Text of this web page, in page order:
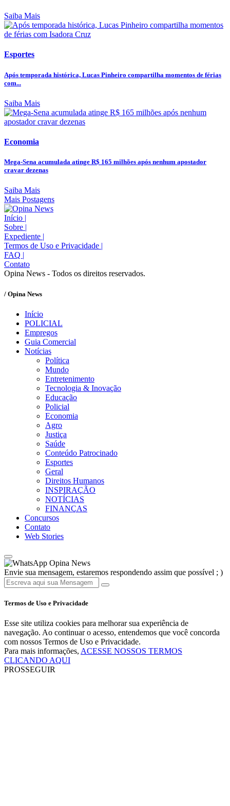
Saiba Mais
Esportes
Após temporada histórica, Lucas Pinheiro compartilha momentos de férias
com...
Saiba Mais
Economia
Mega-Sena acumulada atinge R$ 165 milhões após nenhum apostador
cravar dezenas
Saiba Mais
Mais Postagens
Início |
Sobre |
Expediente |
Termos de Uso e Privacidade |
FAQ |
Contato
Opina News - Todos os direitos reservados.
/ Opina News
Início
POLICIAL
Empregos
Guia Comercial
Notícias
Política
Mundo
Entretenimento
Tecnologia & Inovação
Educação
Policial
Economia
Agro
Justiça
Saúde
Conteúdo Patrocinado
Esportes
Geral
Direitos Humanos
INSPIRAÇÃO
NOTÍCIAS
FINANÇAS
Concursos
Contato
Web Stories
Opina News
Envie sua mensagem, estaremos respondendo assim que possível ; )
Termos de Uso e Privacidade
Esse site utiliza cookies para melhorar sua experiência de
navegação. Ao continuar o acesso, entendemos que você concorda
com nossos Termos de Uso e Privacidade.
Para mais informações, ACESSE NOSSOS TERMOS
CLICANDO AQUI
PROSSEGUIR